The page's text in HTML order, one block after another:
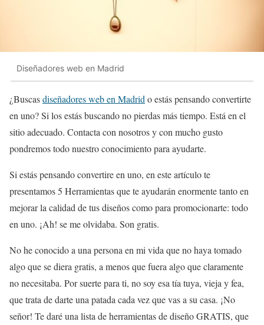
Diseñadores web en Madrid
¿Buscasdiseñadores web en Madrid o estás pensando convertirte
en uno? Si los estás buscando no pierdas más tiempo. Está en el
sitio adecuado. Contacta con nosotros y con mucho gusto
pondremos todo nuestro conocimiento para ayudarte.
Si estás pensando convertire en uno, en este artículo te
presentamos 5 Herramientas que te ayudarán enormente tanto en
mejorar la calidad de tus diseños como para promocionarte: todo
en uno. ¡Ah! se me olvidaba. Son gratis.
No he conocido a una persona en mi vida que no haya tomado
algo que se diera gratis, a menos que fuera algo que claramente
no necesitaba. Por suerte para ti, no soy esa tía tuya, vieja y fea,
que trata de darte una patada cada vez que vas a su casa. ¡No
señor! Te daré una lista de herramientas de diseño GRATIS, que